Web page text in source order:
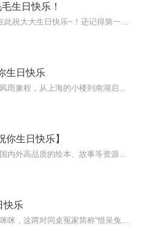
生日快乐！
生日快乐
生日快乐】
快乐